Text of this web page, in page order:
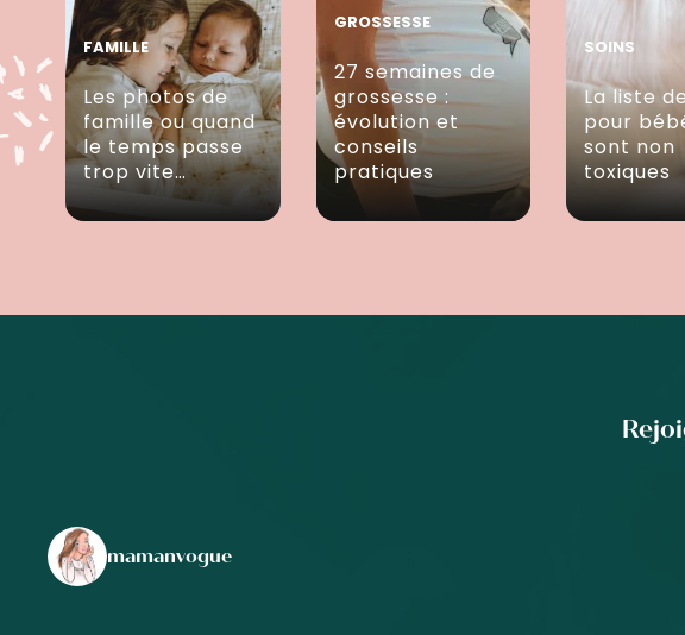
FAMILLE
Les photos de
famille ou quand
le temps passe
trop vite…
GROSSESSE
27 semaines de
grossesse :
évolution et
conseils
pratiques
SOINS
La liste
pour
sont non
toxiques
mamanvogue